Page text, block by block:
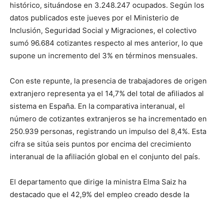
histórico, situándose en 3.248.247 ocupados. Según los
datos publicados este jueves por el Ministerio de
Inclusión, Seguridad Social y Migraciones, el colectivo
sumó 96.684 cotizantes respecto al mes anterior, lo que
supone un incremento del 3% en términos mensuales.
Con este repunte, la presencia de trabajadores de origen
extranjero representa ya el 14,7% del total de afiliados al
sistema en España. En la comparativa interanual, el
número de cotizantes extranjeros se ha incrementado en
250.939 personas, registrando un impulso del 8,4%. Esta
cifra se sitúa seis puntos por encima del crecimiento
interanual de la afiliación global en el conjunto del país.
El departamento que dirige la ministra Elma Saiz ha
destacado que el 42,9% del empleo creado desde la